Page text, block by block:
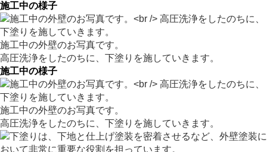
施工中の様子
施工中の外壁のお写真です。
高圧洗浄をしたのちに、下塗りを施していきます。
施工中の様子
施工中の外壁のお写真です。
高圧洗浄をしたのちに、下塗りを施していきます。